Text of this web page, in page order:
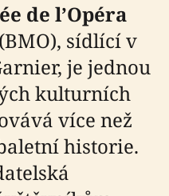
de l’Opéra
(BMO), sídlící v
je jednou
kulturních
více než
historie.